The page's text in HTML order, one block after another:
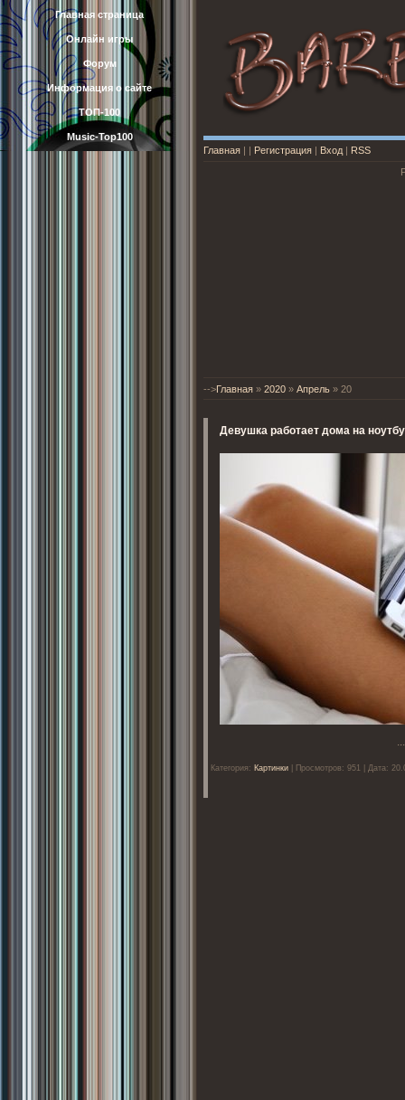
Главная страница
Онлайн игры
Форум
Информация о сайте
ТОП-100
Music-Top100
Главная
Регистрация Вход
RSS
-->Главная » 2020 » Апрель » 20
Девушка работает дома на
Категория: Картинки | Просмотров: 951 | Дата: